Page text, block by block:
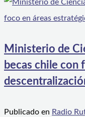
Ministerio de
becas chile con
Publicado en Radio